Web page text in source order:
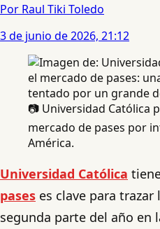
Por Raul Tiki Toledo
3 de junio de 2026, 21:12
📷 Universidad Católica
mercado de pases por
América.
Universidad Católica
pases es clave para
segunda parte del año en